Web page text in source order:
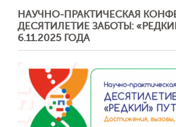
НАУЧНО-ПРАКТИЧЕСКАЯ
ДЕСЯТИЛЕТИЕ ЗАБОТЫ:
6.11.2025 ГОДА